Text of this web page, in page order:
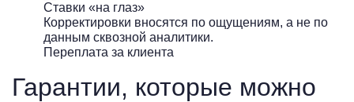
Ставки «на глаз»
Корректировки вносятся по ощущениям, а не по
данным сквозной аналитики.
Переплата за клиента
Гарантии, которые можно